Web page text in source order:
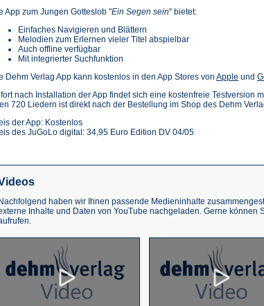
App zum Jungen Gotteslob "Ein Segen sein" bietet:
Einfaches Navigieren und Blättern
Melodien zum Erlernen vieler Titel abspielbar
Auch offline verfügbar
Mit integrierter Suchfunktion
Dehm Verlag App kann kostenlos in den App Stores von Apple (Öffnet
einem
neuen
und
nach Installation der App findet sich eine kostenfreie Testversion
720 Liedern ist direkt nach der Bestellung im Shop des Dehm
der App: Kostenlos
des JuGoLo digital: 34,95 Euro Edition DV 04/05
Nachfolgend haben wir Ihnen passende Medieninhalte
Inhalte und Daten von YouTube nachgeladen. Gerne können